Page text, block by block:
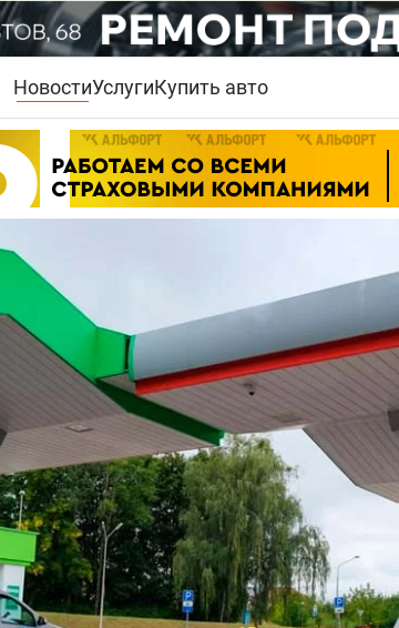
НовостиУслугиКупить авто